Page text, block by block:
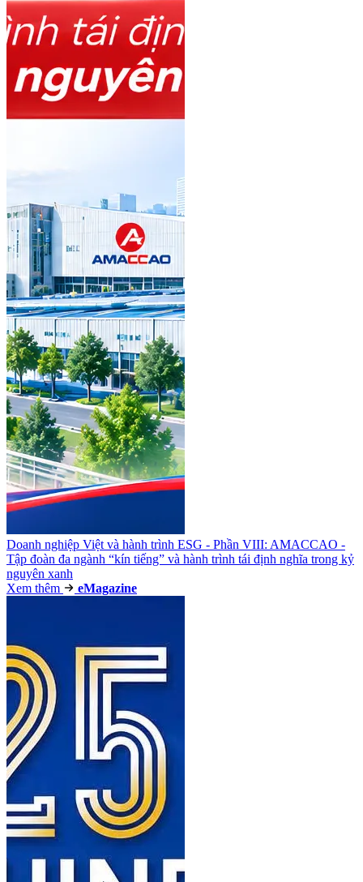
Doanh nghiệp Việt và hành trình ESG - Phần VIII: AMACCAO -
Tập đoàn đa ngành “kín tiếng” và hành trình tái định nghĩa trong kỷ
nguyên xanh
Xem thêm
eMagazine